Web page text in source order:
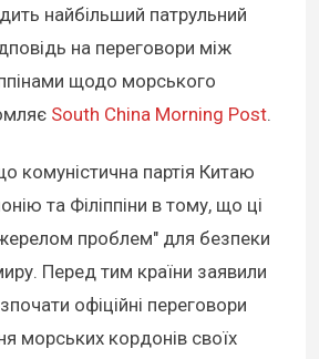
найбільший патрульний
на переговори між
щодо морського
South China Morning Post.
комуністична партія Китаю
та Філіппіни в тому, що ці
проблем" для безпеки
Перед тим країни заявили
офіційні переговори
морських кордонів своїх